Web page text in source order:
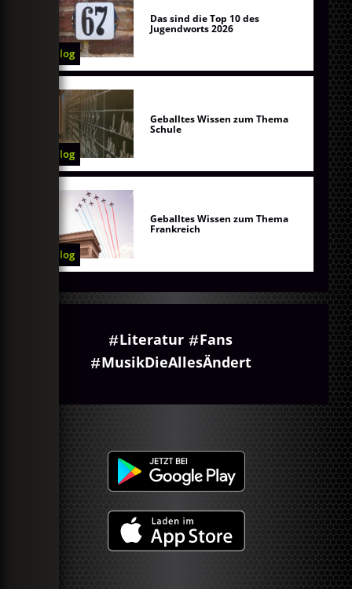
Blog
Das sind die Top 10 des
Jugendworts 2026
Blog
Geballtes Wissen zum Thema
Schule
Blog
Geballtes Wissen zum Thema
Frankreich
Literatur
Fans
MusikDieAllesÄndert